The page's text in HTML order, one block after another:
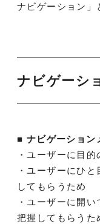
ナビゲーション」
ナビゲーシ
■ ナビゲーション
・ユーザーに目
・ユーザーにひ
してもらうため
・ユーザーに開
把握してもらうた